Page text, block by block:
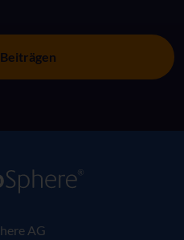
AppSphere IT-Lösungsanbieter
AG